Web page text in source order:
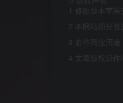
1
修改版本苹
2 本网站部分
3 若作商业用
4 文章版权归